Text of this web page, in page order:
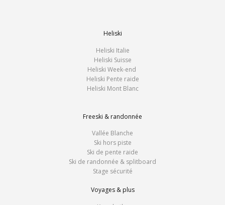
Heliski
Heliski Italie
Heliski Suisse
Heliski Week-end
Heliski Pente raide
Heliski Mont Blanc
Freeski & randonnée
Vallée Blanche
Ski hors piste
Ski de pente raide
Ski de randonnée & splitboard
Stage sécurité
Voyages & plus